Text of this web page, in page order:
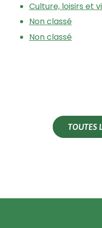
Culture, loisirs et
Non classé
Non classé
TOUTES